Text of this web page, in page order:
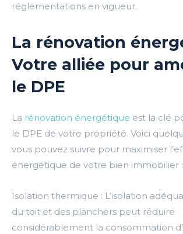
réglementations en vigueur.
La rénovation
Votre alliée pour
le DPE
La rénovation énergétique est la clé
le DPE de votre propriété. Voici
vous pouvez suivre pour maximiser
énergétique de votre bien immobilier :
Isolation thermique : L’isolation
du toit et des planchers peut réduire
considérablement la consommation